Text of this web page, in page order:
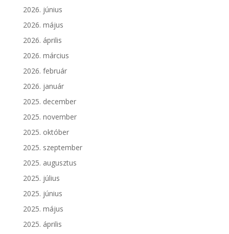
2026. június
2026. május
2026. április
2026. március
2026. február
2026. január
2025. december
2025. november
2025. október
2025. szeptember
2025. augusztus
2025. július
2025. június
2025. május
2025. április